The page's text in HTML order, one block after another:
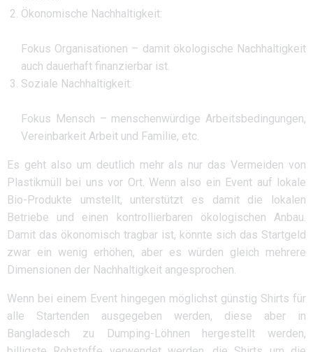
Ökonomische Nachhaltigkeit:
Fokus Organisationen – damit ökologische Nachhaltigkeit
auch dauerhaft finanzierbar ist.
Soziale Nachhaltigkeit:
Fokus Mensch – menschenwürdige Arbeitsbedingungen,
Vereinbarkeit Arbeit und Familie, etc.
Es geht also um deutlich mehr als nur das Vermeiden von
Plastikmüll bei uns vor Ort. Wenn also ein Event auf lokale
Bio-Produkte umstellt, unterstützt es damit die lokalen
Betriebe und einen kontrollierbaren ökologischen Anbau.
Damit das ökonomisch tragbar ist, könnte sich das Startgeld
zwar ein wenig erhöhen, aber es würden gleich mehrere
Dimensionen der Nachhaltigkeit angesprochen.
Wenn bei einem Event hingegen möglichst günstig Shirts für
alle Startenden ausgegeben werden, diese aber in
Bangladesch zu Dumping-Löhnen hergestellt werden,